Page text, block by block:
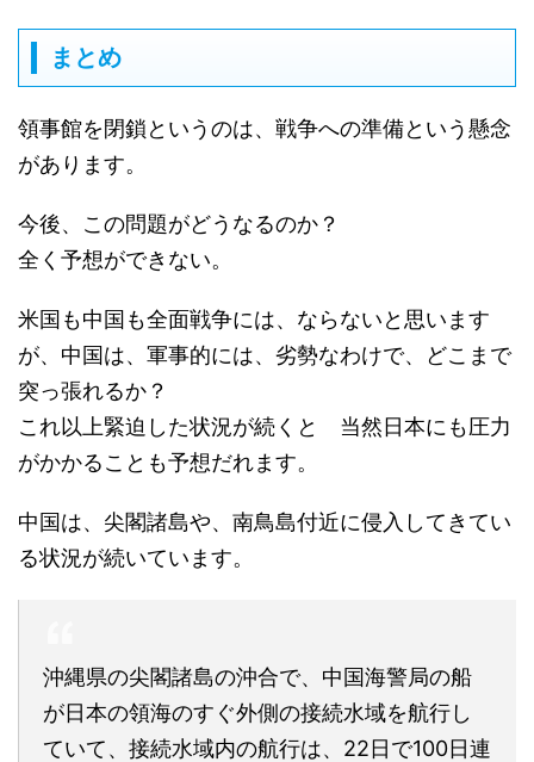
まとめ
領事館を閉鎖というのは、戦争への準備という懸念
があります。
今後、この問題がどうなるのか？
全く予想ができない。
米国も中国も全面戦争には、ならないと思います
が、中国は、軍事的には、劣勢なわけで、どこまで
突っ張れるか？
これ以上緊迫した状況が続くと 当然日本にも圧力
がかかることも予想だれます。
中国は、尖閣諸島や、南鳥島付近に侵入してきてい
る状況が続いています。
沖縄県の尖閣諸島の沖合で、中国海警局の船
が日本の領海のすぐ外側の接続水域を航行し
ていて、接続水域内の航行は、22日で100日連